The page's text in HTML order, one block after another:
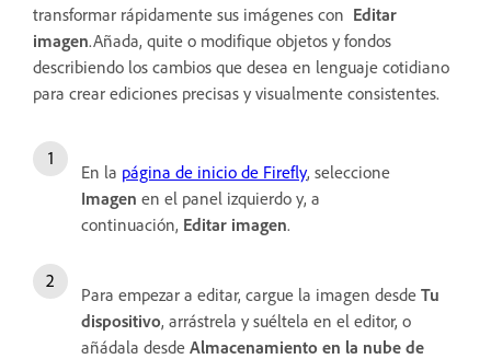
transformar rápidamente sus imágenes con Editar
imagen.Añada, quite o modifique objetos y fondos
describiendo los cambios que desea en lenguaje cotidiano
para crear ediciones precisas y visualmente consistentes.
En la página de inicio de Firefly, seleccione
Imagen en el panel izquierdo y, a
continuación, Editar imagen.
Para empezar a editar, cargue la imagen desde Tu
dispositivo, arrástrela y suéltela en el editor, o
añádala desde Almacenamiento en la nube de